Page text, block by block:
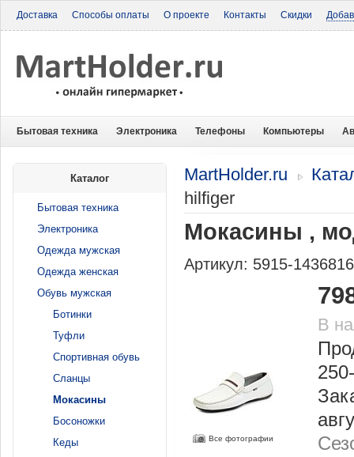
Доставка Способы оплаты О проекте Контакты Скидки
Бытовая техника Электроника Телефоны Компьютеры
MartHolder.ru
hilfiger
Мокасины ,
Артикул: 5915-
Все фотографии
В
Каталог
Бытовая техника
Электроника
Одежда мужская
Одежда женская
Обувь мужская
Ботинки
Туфли
Спортивная обувь
Сланцы
Мокасины
Босоножки
Кеды